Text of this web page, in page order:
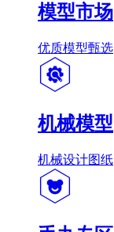
模型市场
优质模型甄选
机械模型
机械设计图纸